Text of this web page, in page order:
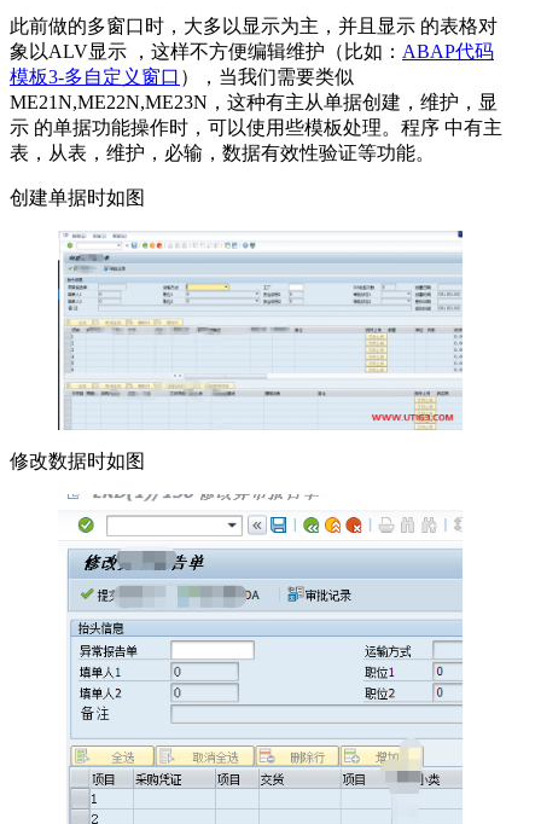
此前做的多窗口时，大多以显示为主，并且显示 的表格对
象以ALV显示 ，这样不方便编辑维护（比如： ABAP代码
模板3-多自定义窗口 ），当我们需要类似
ME21N,ME22N,ME23N，这种有主从单据创建，维护，显
示 的单据功能操作时，可以使用些模板处理。程序 中有主
表，从表，维护，必输，数据有效性验证等功能。
创建单据时如图
修改数据时如图